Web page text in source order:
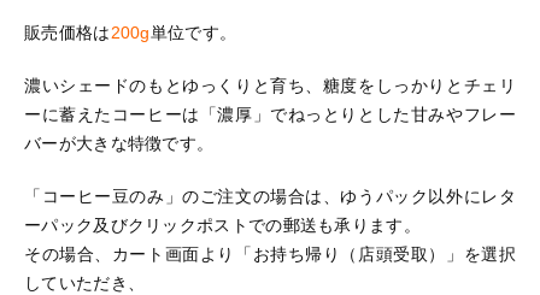
販売価格は200g単位です。
濃いシェードのもとゆっくりと育ち、糖度をしっかりとチェリ
ーに蓄えたコーヒーは「濃厚」でねっとりとした甘みやフレー
バーが大きな特徴です。
「コーヒー豆のみ」のご注文の場合は、ゆうパック以外にレタ
ーパック及びクリックポストでの郵送も承ります。
その場合、カート画面より「お持ち帰り（店頭受取）」を選択
していただき、